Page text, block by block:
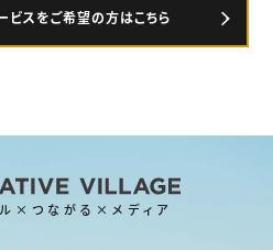
スをご希望の方はこちら
ル×つながる×メディア